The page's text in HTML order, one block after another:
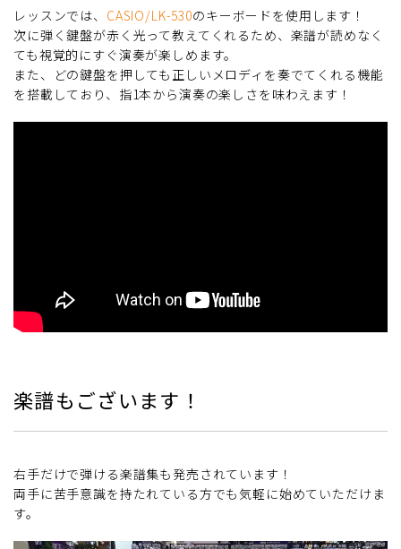
レッスンでは、 CASIO/LK-530のキーボードを使用します！
次に弾く鍵盤が赤く光って教えてくれるため、楽譜が読めなく
ても視覚的にすぐ演奏が楽しめます。
また、どの鍵盤を押しても正しいメロディを奏でてくれる機能
を搭載しており、指1本から演奏の楽しさを味わえます！
楽譜もございます！
右手だけで弾ける楽譜集も発売されています！
両手に苦手意識を持たれている方でも気軽に始めていただけま
す。